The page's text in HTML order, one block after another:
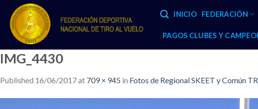
content
INICIO FEDERACIÓN
PAGOS CLUBES Y
IMG_4430
Published 16/06/2017at 709 × 945 in Fotos de Regional SKEET y Común